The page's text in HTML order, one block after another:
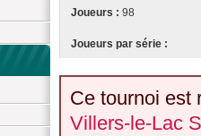
Joueurs : 98
Joueurs par série :
Ce tournoi est
Villers-le-Lac